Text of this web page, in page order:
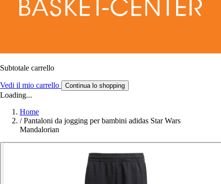
Subtotale carrello
Vedi il mio carrello Continua lo shopping
Loading...
Home
/ Pantaloni da jogging per bambini adidas Star Wars
Mandalorian